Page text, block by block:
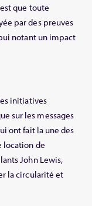
que toute
par des preuves
notant un impact
initiatives
sur les messages
ont fait la une des
location de
John Lewis,
la circularité et